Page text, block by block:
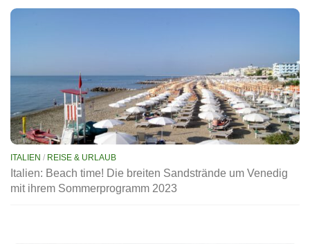
ITALIEN / REISE & URLAUB
Italien: Beach time! Die breiten Sandstrände um Venedig
mit ihrem Sommerprogramm 2023